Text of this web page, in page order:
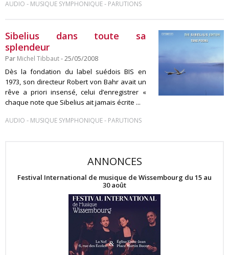
AUDIO - MUSIQUE SYMPHONIQUE- PARUTIONS
Sibelius dans toute sa
splendeur
Par Michel Tibbaut- 25/05/2008
Dès la fondation du label suédois BIS en
1973, son directeur Robert von Bahr avait un
rêve a priori insensé, celui d’enregistrer «
chaque note que Sibelius ait jamais écrite ...
AUDIO - MUSIQUE SYMPHONIQUE- PARUTIONS
ANNONCES
Festival International de musique de Wissembourg du 15 au
30 août